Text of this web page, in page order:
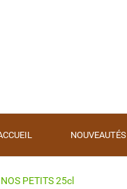
NOUVEAUTÉS
PETITS 25cl